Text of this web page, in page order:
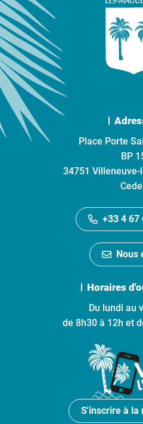
Place Porte
BP
34751
+33 4 67
Nous
Horaires
Du lundi au
de 8h30 à 12h et
S'inscrire à la